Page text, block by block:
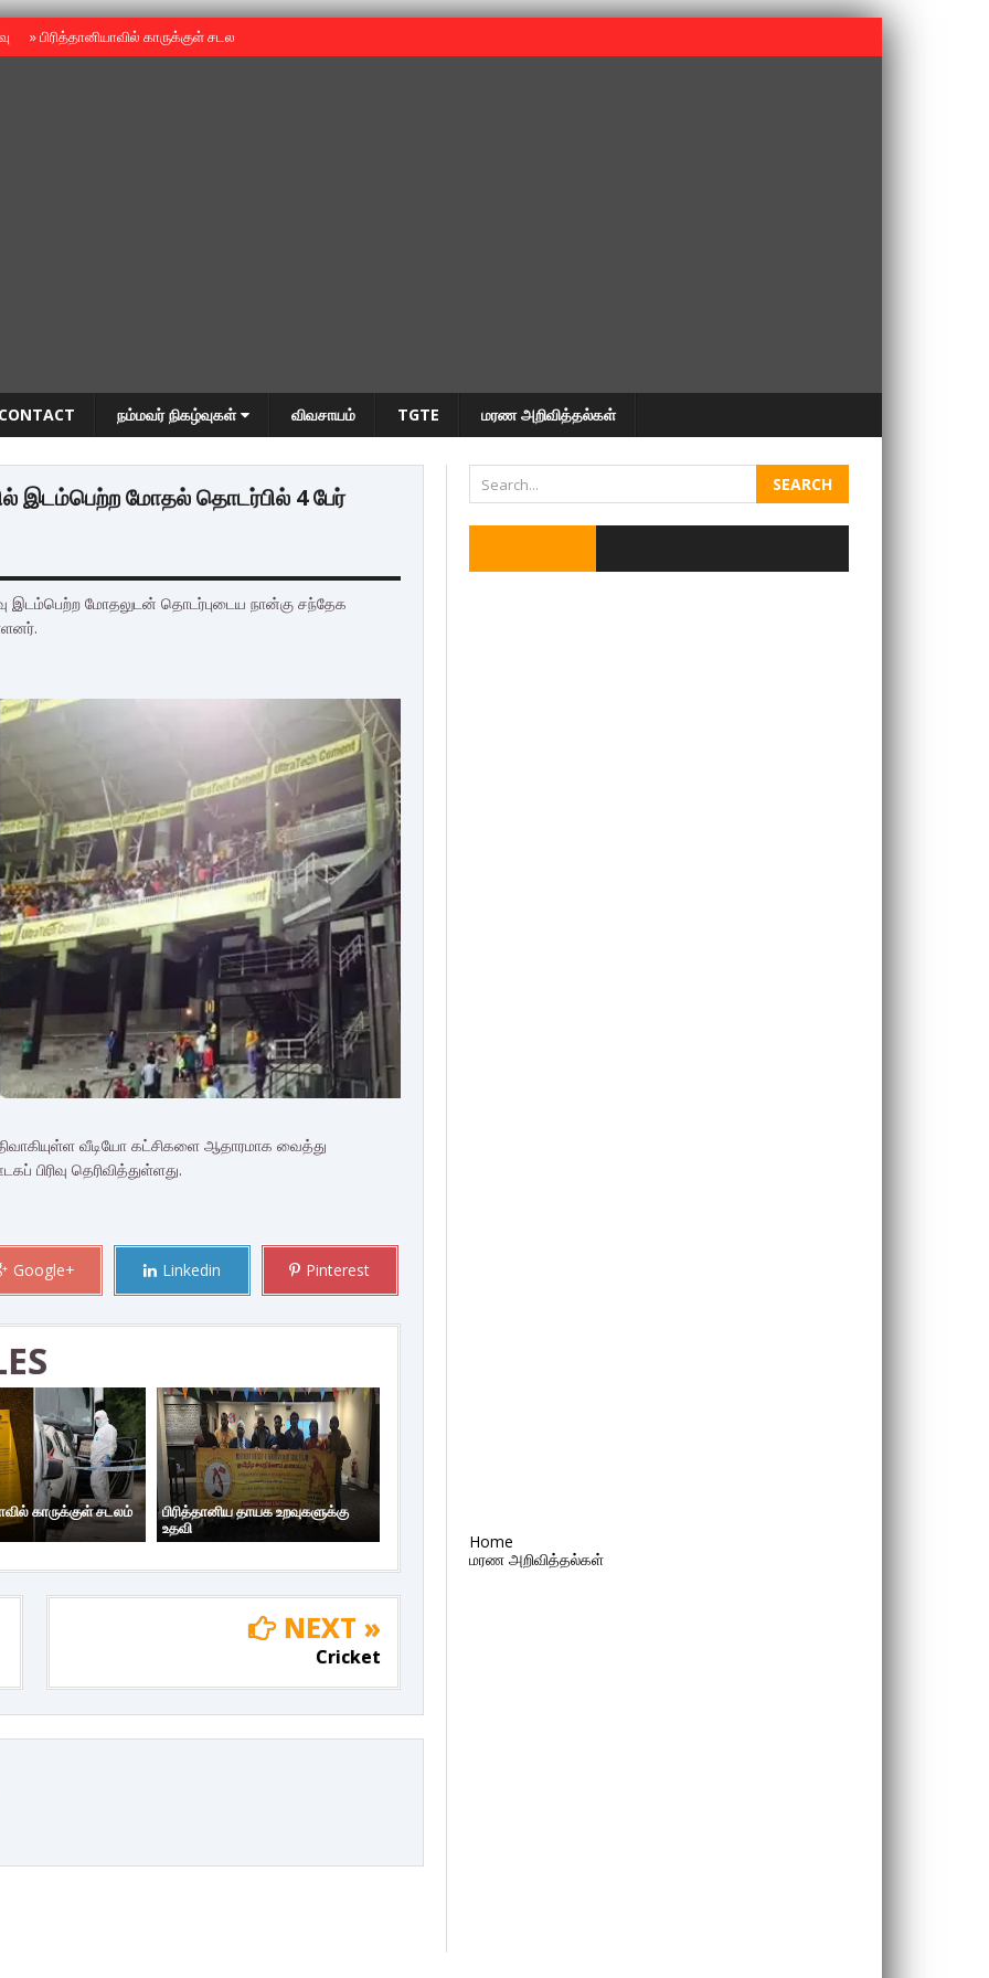
»பிரித்தானியாவில் காருக்குள் சடலம் -தமிழருடையதா ?
CONTACT நம்மவர் நிகழ்வுகள் விவசாயம் TGTE மரண அறிவித்தல்கள்
இடம்பெற்ற மோதல் தொடர்பில் 4 பேர்
இடம்பெற்ற மோதலுடன் தொடர்புடைய நான்கு சந்தேக
வீடியோ கட்சிகளை ஆதாரமாக வைத்து
தெரிவித்துள்ளது.
Google+ Linkedin Pinterest
காருக்குள் சடலம்
பிரித்தானிய தாயக உறவுகளுக்கு
உதவி
NEXT »
Cricket
Home
மரண அறிவித்தல்கள்